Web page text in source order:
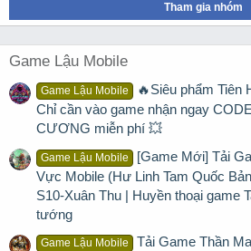
Tham gia nhóm
Game Lậu Mobile
Game Lậu Mobile
🔥Siêu phẩm Tiên
Chỉ cần vào game nhận ngay
CƯƠNG miễn phí 💥
Game Lậu Mobile
[Game Mới] Tải
Vực Mobile (Hư Linh Tam Quốc
S10-Xuân Thu | Huyền thoại game
tướng
Game Lậu Mobile Tải Game Thần